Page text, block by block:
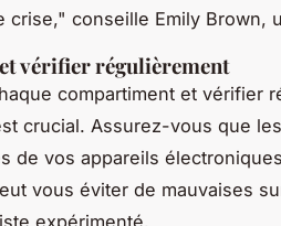
crise," conseille Emily Brown,
vérifier régulièrement
compartiment et vérifier
crucial. Assurez-vous que
de vos appareils
vous éviter de mauvaises